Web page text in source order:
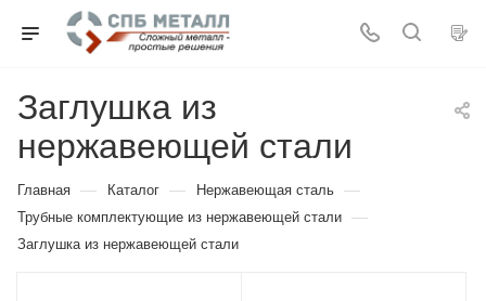
Заглушка из
нержавеющей стали
Главная — Каталог — Нержавеющая сталь —
Трубные комплектующие из нержавеющей стали —
Заглушка из нержавеющей стали